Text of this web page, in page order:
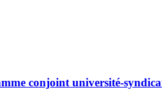
conjoint université-